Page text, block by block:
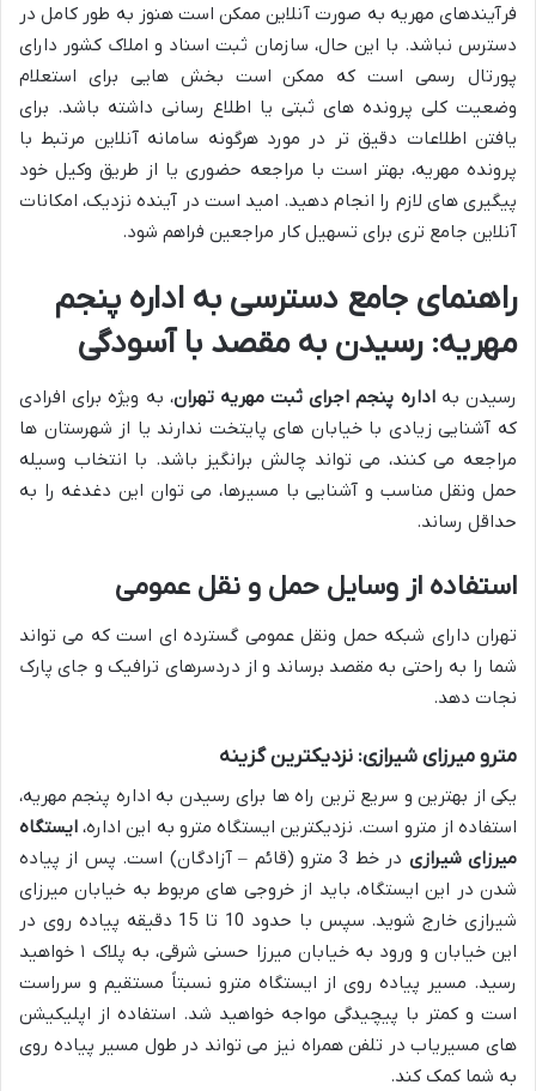
فرآیندهای مهریه به صورت آنلاین ممکن است هنوز به طور کامل در
دسترس نباشد. با این حال، سازمان ثبت اسناد و املاک کشور دارای
پورتال رسمی است که ممکن است بخش هایی برای استعلام
وضعیت کلی پرونده های ثبتی یا اطلاع رسانی داشته باشد. برای
یافتن اطلاعات دقیق تر در مورد هرگونه سامانه آنلاین مرتبط با
پرونده مهریه، بهتر است با مراجعه حضوری یا از طریق وکیل خود
پیگیری های لازم را انجام دهید. امید است در آینده نزدیک، امکانات
آنلاین جامع تری برای تسهیل کار مراجعین فراهم شود.
راهنمای جامع دسترسی به اداره پنجم
مهریه: رسیدن به مقصد با آسودگی
رسیدن بهاداره پنجم اجرای ثبت مهریه تهران، به ویژه برای افرادی
که آشنایی زیادی با خیابان های پایتخت ندارند یا از شهرستان ها
مراجعه می کنند، می تواند چالش برانگیز باشد. با انتخاب وسیله
حمل ونقل مناسب و آشنایی با مسیرها، می توان این دغدغه را به
حداقل رساند.
استفاده از وسایل حمل و نقل عمومی
تهران دارای شبکه حمل ونقل عمومی گسترده ای است که می تواند
شما را به راحتی به مقصد برساند و از دردسرهای ترافیک و جای پارک
نجات دهد.
مترو میرزای شیرازی: نزدیکترین گزینه
یکی از بهترین و سریع ترین راه ها برای رسیدن به اداره پنجم مهریه،
استفاده از مترو است. نزدیکترین ایستگاه مترو به این اداره، ایستگاه
میرزای شیرازی
در خط 3 مترو (قائم – آزادگان) است. پس از پیاده
شدن در این ایستگاه، باید از خروجی های مربوط به خیابان میرزای
شیرازی خارج شوید. سپس با حدود 10 تا 15 دقیقه پیاده روی در
این خیابان و ورود به خیابان میرزا حسنی شرقی، به پلاک ۱ خواهید
رسید. مسیر پیاده روی از ایستگاه مترو نسبتاً مستقیم و سرراست
است و کمتر با پیچیدگی مواجه خواهید شد. استفاده از اپلیکیشن
های مسیریاب در تلفن همراه نیز می تواند در طول مسیر پیاده روی
به شما کمک کند.